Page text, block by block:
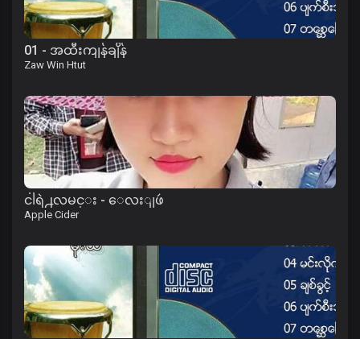
01 - အထီးကျန်ချိန်
Zaw Win Htut
ငါရဲ႕လမင္း - ေလးျဖဴ
Apple Cider